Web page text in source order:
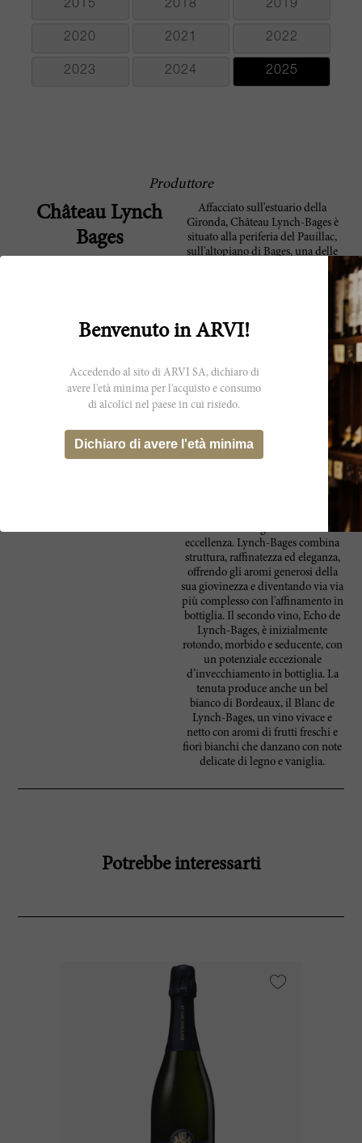
2015 2018 2019
2020 2021 2022
2023 2024 2025
Produttore
Château Lynch
Bages
Affacciato sull'estuario della
Gironda, Château Lynch-Bages è
situato alla periferia del Pauillac,
sull'altopiano di Bages, una delle
denominazione. Inizialmente la
proprietà apparteneva alla famiglia
acquistata da Jean-Charles Cazes
nel 1934. Negli anni '80 Jean-
Michel Cazes iniziò una radicale
modernizzazione di Lynch-Bages,
pur conservando l'antica tinaia del
XIX secolo, che costituisce un raro
esempio delle attrezzature
enologiche tradizionali utilizzate
in Médoc molti anni fa. Nel 2006,
Jean-Michel affidò la gestione a
suo figlio Jean-Charles e intraprese
il progetto di ravvivare il vicino
eccellenza. Lynch-Bages combina
struttura, raffinatezza ed eleganza,
offrendo gli aromi generosi della
sua giovinezza e diventando via via
più complesso con l'affinamento in
bottiglia. Il secondo vino, Echo de
Lynch-Bages, è inizialmente
rotondo, morbido e seducente, con
un potenziale eccezionale
d’invecchiamento in bottiglia. La
tenuta produce anche un bel
bianco di Bordeaux, il Blanc de
Lynch-Bages, un vino vivace e
netto con aromi di frutti freschi e
fiori bianchi che danzano con note
delicate di legno e vaniglia.
Potrebbe interessarti
Benvenuto in ARVI!
Accedendo al sito di ARVI SA, dichiaro di
avere l'età minima per l'acquisto e consumo
di alcolici nel paese in cui risiedo.
Dichiaro di avere l'età minima